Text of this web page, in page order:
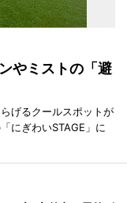
やミストの「避
げるクールスポットが
にぎわいSTAGE」に